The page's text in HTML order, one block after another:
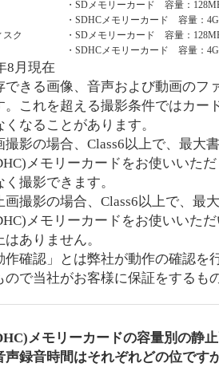
・SDメモリーカード 容量：
・SDHCメモリーカード 容量：
スク
・SDメモリーカード 容量：
・SDHCメモリーカード 容量：
8月現在
きる画像、音声および動画のフ
。これを超える撮影条件ではカー
くなることがあります。
影の場合、Class6以上で、最大
メモリーカードをお使いいた
く撮影できます。
撮影の場合、Class6以上で、最
メモリーカードをお使いいた
はありません。
確認」とは弊社が動作の確認を
ので当社がお客様に保証をするも
メモリーカードの容量別の静
声録音時間はそれぞれどの位です